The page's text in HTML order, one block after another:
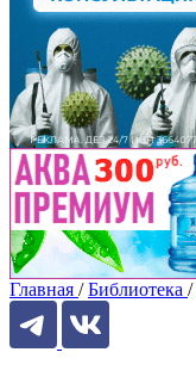
Главная / Библиотека /